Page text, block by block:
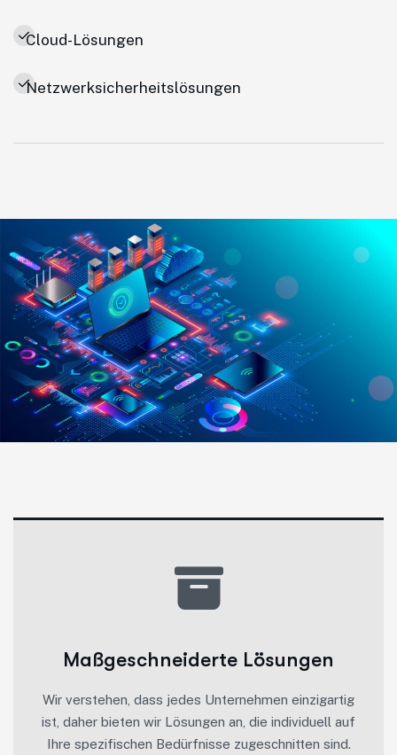
Cloud-Lösungen
Netzwerksicherheitslösungen
Maßgeschneiderte Lösungen
Wir verstehen, dass jedes Unternehmen einzigartig
ist, daher bieten wir Lösungen an, die individuell auf
Ihre spezifischen Bedürfnisse zugeschnitten sind.